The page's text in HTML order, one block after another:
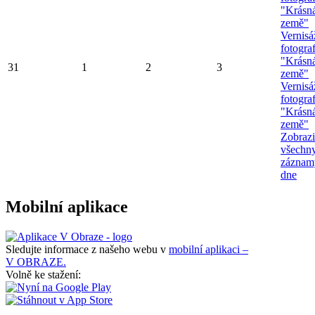
31 1 2 3
země"
země"
země"
dne
Mobilní aplikace
Sledujte informace z našeho webu v mobilní aplikaci –
V OBRAZE.
Volně ke stažení: